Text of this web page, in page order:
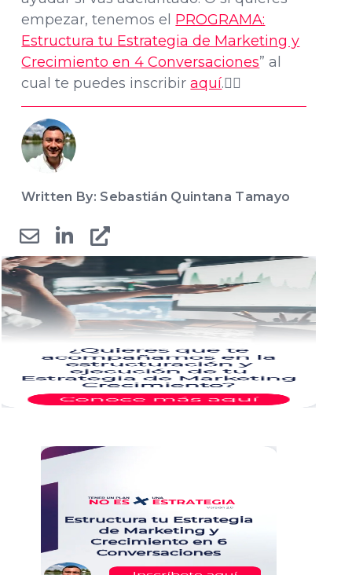
empezar, tenemos el PROGRAMA:
Estructura tu Estrategia de Marketing y
Crecimiento en 4 Conversaciones” al
cual te puedes inscribiraquí.👈🏽
Written By: Sebastián Quintana Tamayo